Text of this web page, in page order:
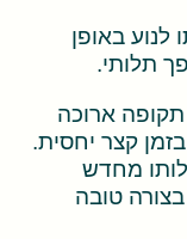
באופן
תלותי.
ארוכה
קצר יחסית.
מחדש
טובה